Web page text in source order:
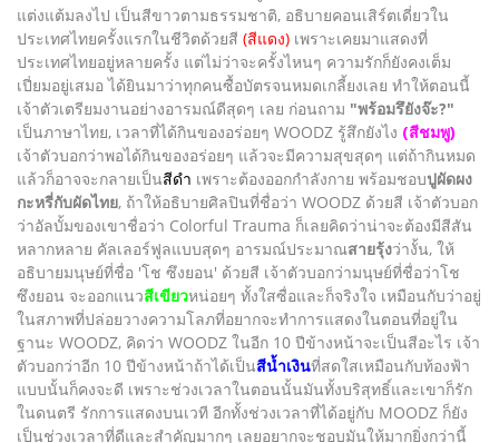
แต่งแต้มลงไป เป็นสีขาวตามธรรมชาติ, อธิบายคอนเสิร์ตเดี่ยวใน
ประเทศไทยครั้งแรกในชีวิตด้วยสี (สีแดง) เพราะเคยมาแสดงที่
ประเทศไทยอยู่หลายครั้ง แต่ไม่ว่าจะครั้งไหนๆ ความรักก็ยังคงเต็ม
เปี่ยมอยู่เสมอ ได้ยินมาว่าทุกคนซื้อบัตรจนหมดเกลี้ยงเลย ทำให้ตอนนี้
เจ้าตัวเตรียมงานอย่างอารมณ์ดีสุดๆ เลย ก่อนถาม "พร้อมรึยังจ๊ะ?"
เป็นภาษาไทย, เวลาที่ได้กินของอร่อยๆ WOODZ รู้สึกยังไง (สีชมพู)
เจ้าตัวบอกว่าพอได้กินของอร่อยๆ แล้วจะมีความสุขสุดๆ แต่ถ้ากินหมด
แล้วก็อาจจะกลายเป็นสีดำ เพราะต้องออกกำลังกาย พร้อมชอบปูผัดผง
กะหรี่กับผัดไทย, ถ้าให้อธิบายศิลปินที่ชื่อว่า WOODZ ด้วยสี เจ้าตัวบอก
ว่าอัลบั้มของเขาชื่อว่า Colorful Trauma ก็เลยคิดว่าน่าจะต้องมีสีสัน
หลากหลาย คัลเลอร์ฟูลแบบสุดๆ อารมณ์ประมาณสายรุ้งว่างั้น, ให้
อธิบายมนุษย์ที่ชื่อ 'โช ซึงยอน' ด้วยสี เจ้าตัวบอกว่ามนุษย์ที่ชื่อว่าโช
ซึงยอน จะออกแนวสีเขียวหน่อยๆ ทั้งใสซื่อและก็จริงใจ เหมือนกับว่าอยู่
ในสภาพที่ปล่อยวางความโลภที่อยากจะทำการแสดงในตอนที่อยู่ใน
ฐานะ WOODZ, คิดว่า WOODZ ในอีก 10 ปีข้างหน้าจะเป็นสีอะไร เจ้า
ตัวบอกว่าอีก 10 ปีข้างหน้าถ้าได้เป็นสีน้ำเงินที่สดใสเหมือนกับท้องฟ้า
แบบนั้นก็คงจะดี เพราะช่วงเวลาในตอนนั้นมันทั้งบริสุทธิ์และเขาก็รัก
ในดนตรี รักการแสดงบนเวที อีกทั้งช่วงเวลาที่ได้อยู่กับ MOODZ ก็ยัง
เป็นช่วงเวลาที่ดีและสำคัญมากๆ เลยอยากจะชอบมันให้มากยิ่งกว่านี้